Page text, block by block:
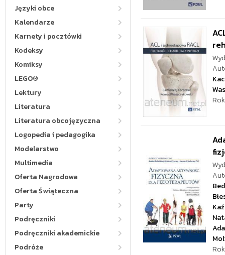
Języki obce
Kalendarze
Karnety i pocztówki
Kodeksy
Komiksy
LEGO®
Lektury
Literatura
Literatura obcojęzyczna
Logopedia i pedagogika
Modelarstwo
Multimedia
Oferta Nagrodowa
Oferta Świąteczna
Party
Podręczniki
Podręczniki akademickie
Podróże